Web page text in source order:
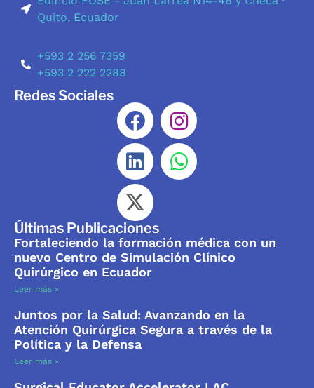
Quito, Ecuador
+593 2 256 7359
+593 2 222 2288
Redes Sociales
Últimas Publicaciones
Fortaleciendo la formación médica con un
nuevo Centro de Simulación Clínico
Quirúrgico en Ecuador
Leer más »
Juntos por la Salud: Avanzando en la
Atención Quirúrgica Segura a través de la
Política y la Defensa
Leer más »